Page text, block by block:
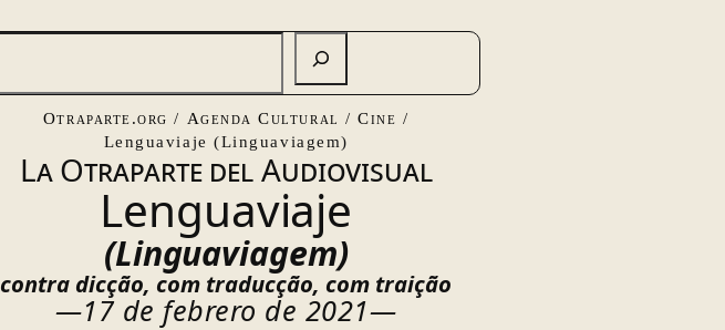
Otraparte.org / Agenda Cultural /Cine /
Lenguaviaje (Linguaviagem)
La Otraparte del Audiovisual
Lenguaviaje
(Linguaviagem)
contra dicção, com traducção, com traição
—17 de febrero de 2021—